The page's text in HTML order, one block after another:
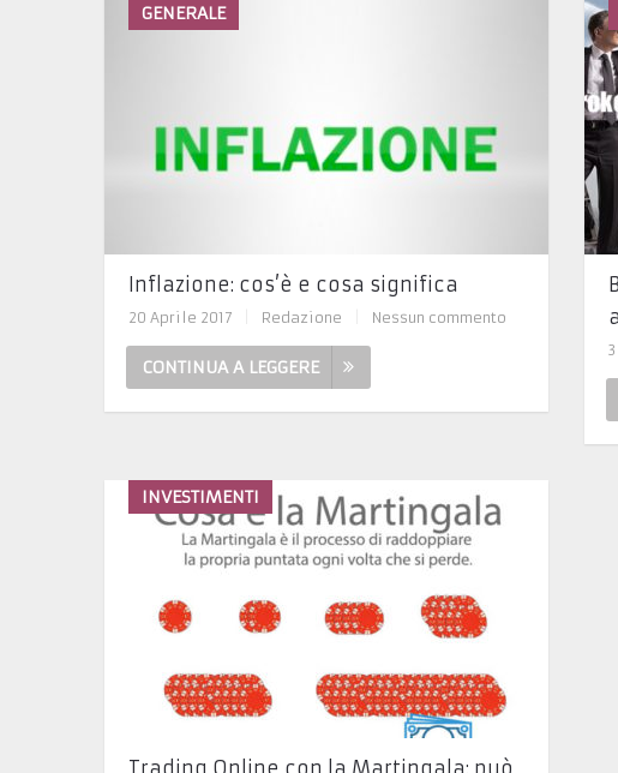
GENERALE
Inflazione: cos’è e cosa significa
20 Aprile 2017 Redazione Nessun commento
CONTINUA A LEGGERE
INVESTIMENTI
Trading Online con la Martingala: può